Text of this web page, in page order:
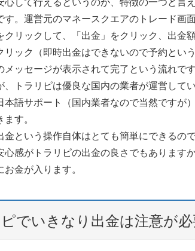
す。運営元のマネースクエアのトレード画
クリックして、「出金」をクリック、出
リック（即時出金はできないので予約とい
メッセージが表示されて完了という流れで
、トラリピは優良な国内の業者が運営して
本語サポート（国内業者なので当然ですが
す。
金という操作自体はとても簡単にできるの
心感がトラリピの出金の良さでもあります
お金が入ります。
ピでいきなり出金は注意が必